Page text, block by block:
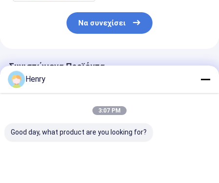
Να συνεχίσει
Συνιστώμενα Προϊόντα
Henry
3:07 PM
Good day, what product are you looking for?